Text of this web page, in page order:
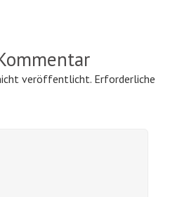
veröffentlicht. Erforderliche